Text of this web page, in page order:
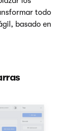
todo
basado en